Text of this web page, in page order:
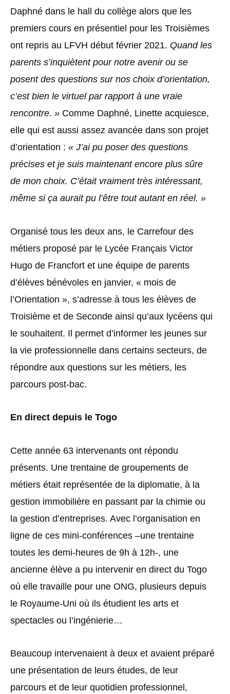
Daphné dans le hall du collège alors que les
premiers cours en présentiel pour les Troisièmes
ont repris au LFVH début février 2021. Quand les
parents s’inquiètent pour notre avenir ou se
posent des questions sur nos choix d’orientation,
c’est bien le virtuel par rapport à une vraie
rencontre. » Comme Daphné, Linette acquiesce,
elle qui est aussi assez avancée dans son projet
d’orientation : « J’ai pu poser des questions
précises et je suis maintenant encore plus sûre
de mon choix. C’était vraiment très intéressant,
même si ça aurait pu l’être tout autant en réel. »
Organisé tous les deux ans, le Carrefour des
métiers proposé par le Lycée Français Victor
Hugo de Francfort et une équipe de parents
d’élèves bénévoles en janvier, « mois de
l’Orientation », s’adresse à tous les élèves de
Troisième et de Seconde ainsi qu’aux lycéens qui
le souhaitent. Il permet d’informer les jeunes sur
la vie professionnelle dans certains secteurs, de
répondre aux questions sur les métiers, les
parcours post-bac.
En direct depuis le Togo
Cette année 63 intervenants ont répondu
présents. Une trentaine de groupements de
métiers était représentée de la diplomatie, à la
gestion immobilière en passant par la chimie ou
la gestion d’entreprises. Avec l’organisation en
ligne de ces mini-conférences –une trentaine
toutes les demi-heures de 9h à 12h-, une
ancienne élève a pu intervenir en direct du Togo
où elle travaille pour une ONG, plusieurs depuis
le Royaume-Uni où ils étudient les arts et
spectacles ou l’ingénierie…
Beaucoup intervenaient à deux et avaient préparé
une présentation de leurs études, de leur
parcours et de leur quotidien professionnel,